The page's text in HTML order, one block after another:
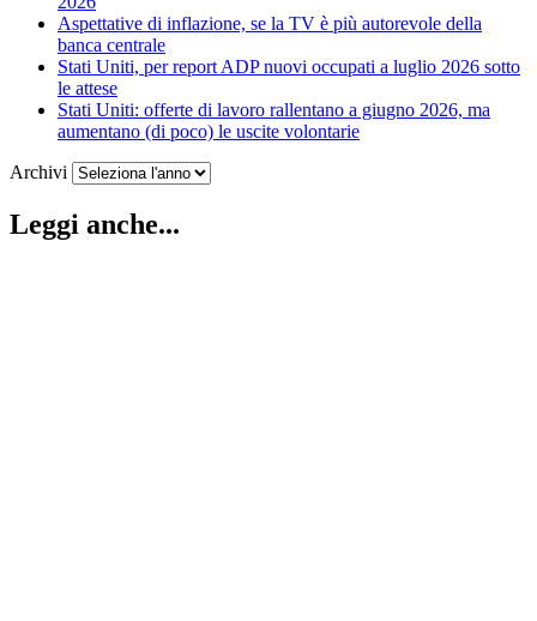
Aspettative di inflazione, se la TV è più autorevole della
banca centrale
Stati Uniti, per report ADP nuovi occupati a luglio 2026 sotto
le attese
Stati Uniti: offerte di lavoro rallentano a giugno 2026, ma
aumentano (di poco) le uscite volontarie
Archivi
Leggi anche...